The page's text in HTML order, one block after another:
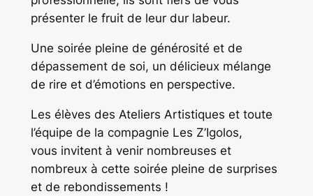
présenter le fruit de leur dur labeur.
Une soirée pleine de générosité et de
dépassement de soi, un délicieux mélange
de rire et d’émotions en perspective.
Les élèves des Ateliers Artistiques et toute
l’équipe de la compagnie Les Z’Igolos,
vous invitent à venir nombreuses et
nombreux à cette soirée pleine de surprises
et de rebondissements !